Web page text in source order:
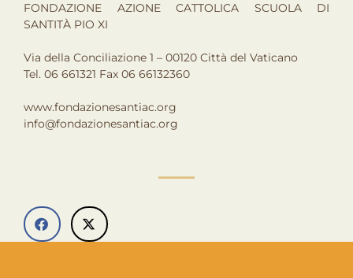
FONDAZIONE AZIONE CATTOLICA SCUOLA DI
SANTITÀ PIO XI
Via della Conciliazione 1 – 00120 Città del Vaticano
Tel. 06 661321 Fax 06 66132360
www.fondazionesantiac.org
info@fondazionesantiac.org